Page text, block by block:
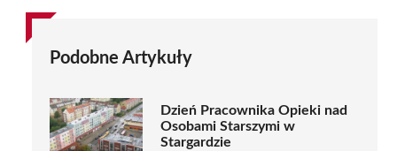
Podobne Artykuły
Dzień Pracownika Opieki nad
Osobami Starszymi w
Stargardzie